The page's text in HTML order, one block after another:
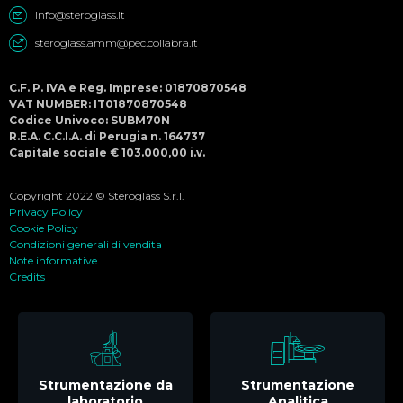
info@steroglass.it
steroglass.amm@pec.collabra.it
C.F. P. IVA e Reg. Imprese: 01870870548
VAT NUMBER: IT01870870548
Codice Univoco: SUBM70N
R.E.A. C.C.I.A. di Perugia n. 164737
Capitale sociale € 103.000,00 i.v.
Copyright 2022 © Steroglass S.r.l.
Privacy Policy
Cookie Policy
Condizioni generali di vendita
Note informative
Credits
Strumentazione da
Strumentazione